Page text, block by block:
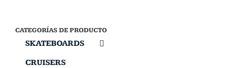
CATEGORÍAS DE PRODUCTO
SKATEBOARDS
CRUISERS